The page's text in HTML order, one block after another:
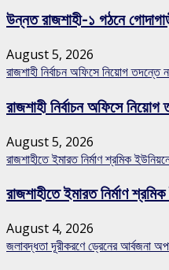
উন্নত রাজশাহী-১ গঠনে
August 5, 2026
রাজশাহী নির্বাচন অফিসে নিয়োগ
রাজশাহী নির্বাচন অফিসে
August 5, 2026
রাজশাহীতে ইমারত নির্মাণ শ্রমিক
রাজশাহীতে ইমারত নির্মাণ
August 4, 2026
জলাবদ্ধতা দূরীকরণে ড্রেনের আর্বজনা